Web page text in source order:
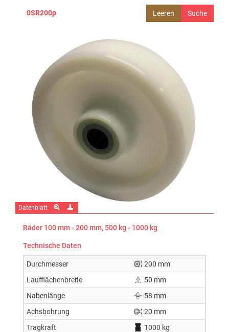
Leeren
0SR200p
Datenblatt
Räder 100 mm - 200 mm, 500 kg - 1000 kg
Technische Daten
Durchmesser
200 mm
Laufflächenbreite
50 mm
Nabenlänge
58 mm
Achsbohrung
20 mm
Tragkraft
1000 kg